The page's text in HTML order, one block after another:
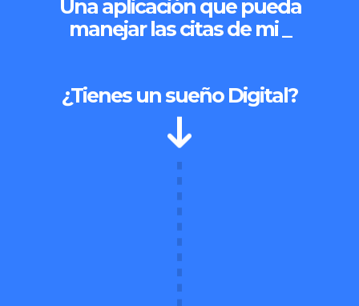
¿Tienes un sueño Digital?
Una aplicación